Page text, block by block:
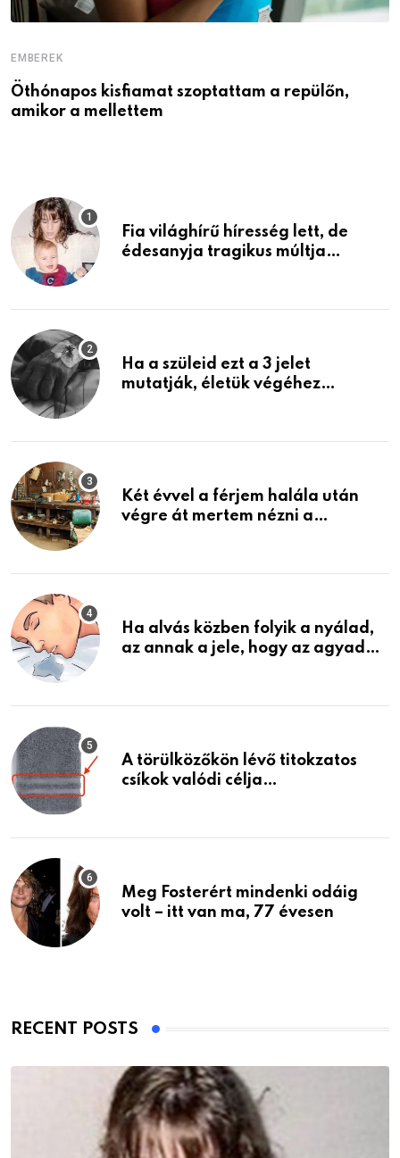
EMBEREK
Öthónapos kisfiamat szoptattam a repülőn,
amikor a mellettem
Fia világhírű híresség lett, de
édesanyja tragikus múltja
Ha a szüleid ezt a 3 jelet
mutatják, életük végéhez
Két évvel a férjem halála után
végre át mertem nézni a
életemet
Ha alvás közben folyik a nyálad,
az annak a jele, hogy az agyad…
A törülközőkön lévő titokzatos
csíkok valódi célja…
Meg Fosterért mindenki odáig
volt – itt van ma, 77 évesen
RECENT POSTS